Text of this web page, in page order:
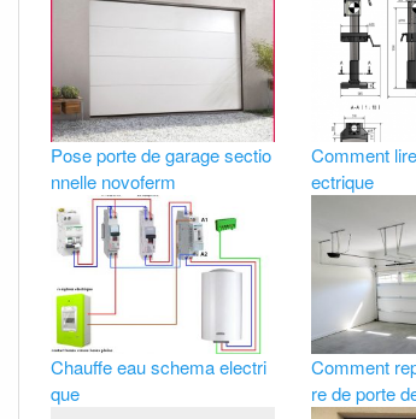
Pose porte de garage sectio
nnelle novoferm
Comment
ectrique
Chauffe eau schema electri
que
Comment
re de porte